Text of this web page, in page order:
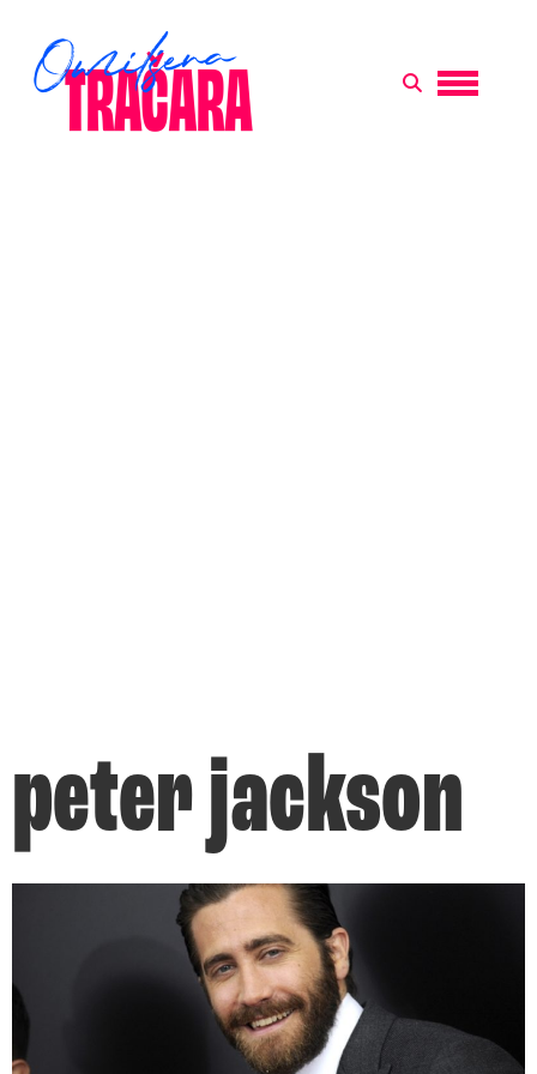
peter jackson